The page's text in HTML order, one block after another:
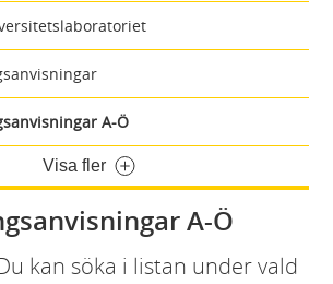
A-Ö
Visa fler
A-Ö
kan söka i listan under vald